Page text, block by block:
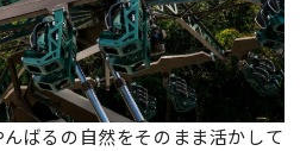
ばるの自然をそのまま活かして